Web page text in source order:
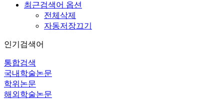
최근검색어 옵션
전체삭제
자동저장끄기
인기검색어
통합검색
국내학술논문
학위논문
해외학술논문